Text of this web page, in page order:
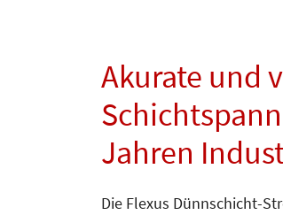
Akurate und
Jahren
Die Flexus Dünnschicht-